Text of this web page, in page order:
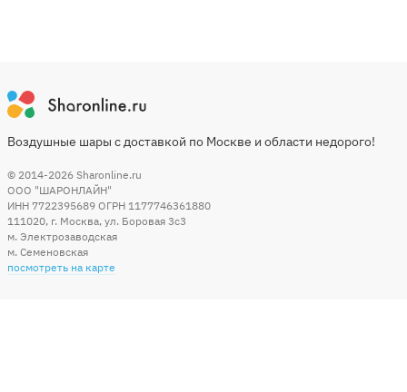
Воздушные шары с доставкой по Москве и области недорого!
© 2014-2026 Sharonline.ru
ООО "ШАРОНЛАЙН"
ИНН 7722395689 ОГРН 1177746361880
111020, г. Москва, ул. Боровая 3c3
м. Электрозаводская
м. Семеновская
посмотреть на карте